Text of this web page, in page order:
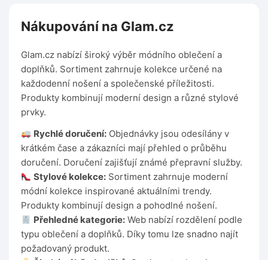
Nákupování na Glam.cz
Glam.cz nabízí široký výběr módního oblečení a
doplňků. Sortiment zahrnuje kolekce určené na
každodenní nošení a společenské příležitosti.
Produkty kombinují moderní design a různé stylové
prvky.
Rychlé doručení: Objednávky jsou odesílány v
krátkém čase a zákazníci mají přehled o průběhu
doručení. Doručení zajišťují známé přepravní služby.
Stylové kolekce: Sortiment zahrnuje moderní
módní kolekce inspirované aktuálními trendy.
Produkty kombinují design a pohodlné nošení.
Přehledné kategorie: Web nabízí rozdělení podle
typu oblečení a doplňků. Díky tomu lze snadno najít
požadovaný produkt.